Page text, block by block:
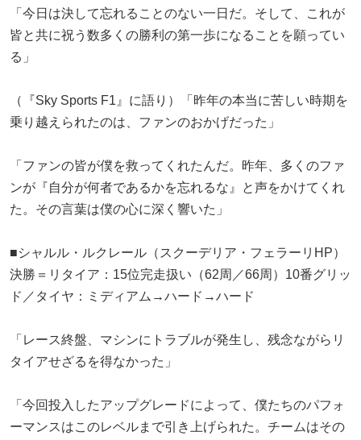
「今日は決して忘れることのない一日だ。そして、これが
皆と共に祝う数多くの勝利の第一歩になることを願ってい
る」
（『Sky Sports F1』に語り）「昨年の本当に苦しい時期を
乗り越えられたのは、ファンのおかげだった」
「ファンの皆が僕を救ってくれたんだ。昨年、多くのファ
ンが『自分が何者であるかを忘れるな』と声をかけてくれ
た。その言葉は僕の心に深く響いた」
■シャルル・ルクレール（スクーデリア・フェラーリHP）
決勝＝リタイア：15位完走扱い（62周／66周）10番グリッ
ド／タイヤ：ミディアム→ハード→ハード
「レース終盤、マシンにトラブルが発生し、残念ながらリ
タイアせざるを得なかった」
「今回投入したアップグレードによって、僕たちのパフォ
ーマンスはこのレベルまで引き上げられた。チームはその